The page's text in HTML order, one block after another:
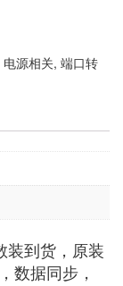
电源相关, 端口转
装到货，原装
数据同步，